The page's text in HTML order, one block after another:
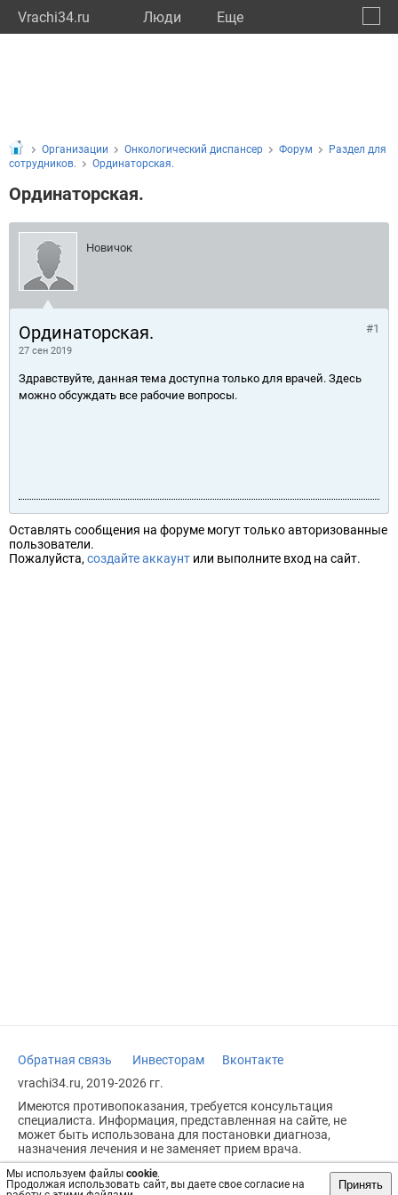
Vrachi34.ru Люди Eще
Мы используем файлы cookie.
Продолжая использовать сайт, вы даете свое согласие на
Принять
Организации Онкологический диспансер Форум
Раздел для
сотрудников.
Ординаторская.
Ординаторская.
Новичок
Ординаторская.
27 сен 2019
#1
Здравствуйте, данная тема доступна только для врачей. Здесь
можно обсуждать все рабочие вопросы.
Оставлять сообщения на форуме могут только авторизованные
пользователи.
Пожалуйста, создайте аккаунт или выполните вход на сайт.
Обратная связь Инвесторам
Вконтакте
vrachi34.ru, 2019-2026 гг.
Имеются противопоказания, требуется консультация
специалиста. Информация, представленная на сайте, не
может быть использована для постановки диагноза,
назначения лечения и не заменяет прием врача.
Возрастное ограничение: 18+